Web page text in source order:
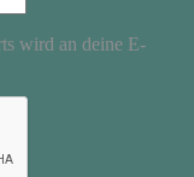
wird an deine E-